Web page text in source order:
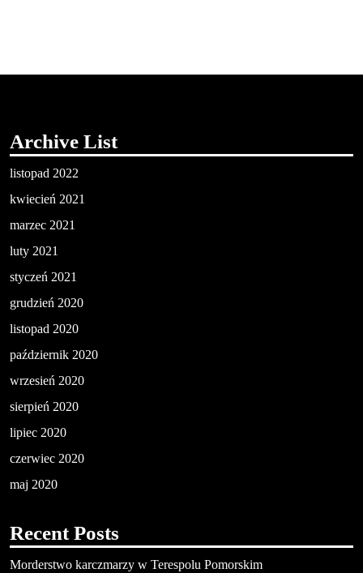
Archive List
listopad 2022
kwiecień 2021
marzec 2021
luty 2021
styczeń 2021
grudzień 2020
listopad 2020
październik 2020
wrzesień 2020
sierpień 2020
lipiec 2020
czerwiec 2020
maj 2020
Recent Posts
Morderstwo karczmarzy w Terespolu Pomorskim